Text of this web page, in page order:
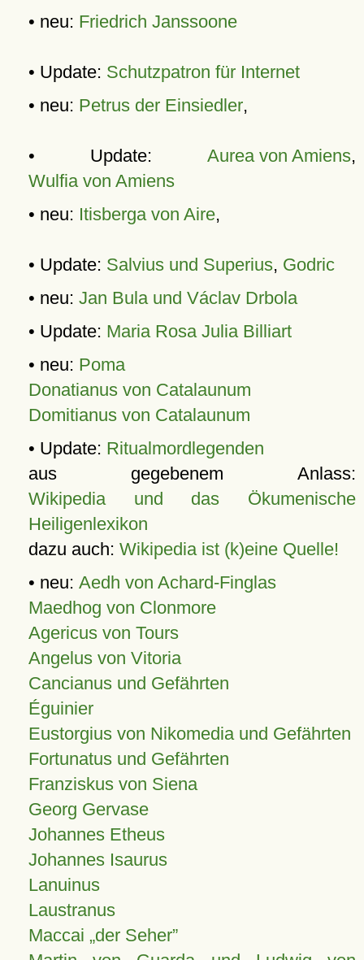
• neu: Friedrich Janssoone
• Update: Schutzpatron für Internet
• neu: Petrus der Einsiedler,
• Update: Aurea von Amiens,
Wulfia von Amiens
• neu: Itisberga von Aire,
• Update: Salvius und Superius, Godric
• neu: Jan Bula und Václav Drbola
• Update: Maria Rosa Julia Billiart
• neu: Poma
Donatianus von Catalaunum
Domitianus von Catalaunum
• Update: Ritualmordlegenden
aus gegebenem Anlass:
Wikipedia und das Ökumenische
Heiligenlexikon
dazu auch: Wikipedia ist (k)eine Quelle!
• neu: Aedh von Achard-Finglas
Maedhog von Clonmore
Agericus von Tours
Angelus von Vitoria
Cancianus und Gefährten
Éguinier
Eustorgius von Nikomedia und Gefährten
Fortunatus und Gefährten
Franziskus von Siena
Georg Gervase
Johannes Etheus
Johannes Isaurus
Lanuinus
Laustranus
Maccai „der Seher”